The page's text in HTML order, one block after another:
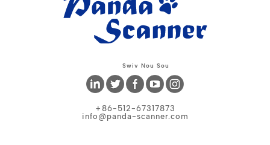
Swiv Nou Sou
+86-512-67317873
info@panda-scanner.com